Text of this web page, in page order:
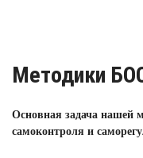
Методики
Основная задача нашей
самоконтроля и